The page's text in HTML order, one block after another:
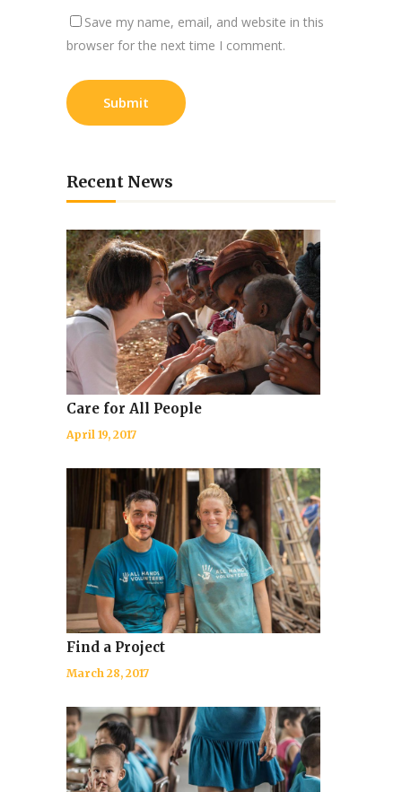
Save my name, email, and website in this
browser for the next time I comment.
Recent News
Care for All People
April 19, 2017
Find a Project
March 28, 2017